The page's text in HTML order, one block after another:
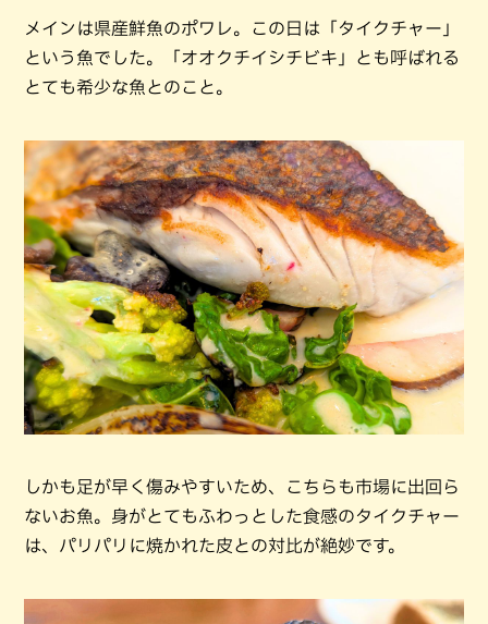
メインは県産鮮魚のポワレ。この日は「タイクチャー」
という魚でした。「オオクチイシチビキ」とも呼ばれる
とても希少な魚とのこと。
しかも足が早く傷みやすいため、こちらも市場に出回ら
ないお魚。身がとてもふわっとした食感のタイクチャー
は、パリパリに焼かれた皮との対比が絶妙です。